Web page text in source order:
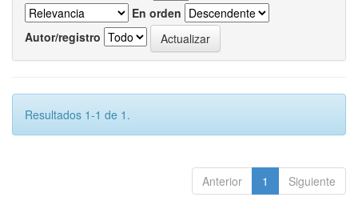
En orden
Autor/registro
Resultados 1-1 de 1.
Anterior 1 Siguiente